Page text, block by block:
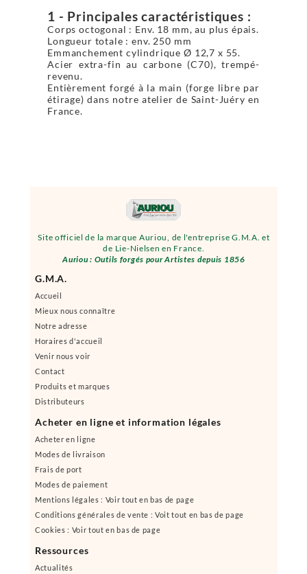
Site officiel de la marque Auriou, de l'entreprise G.M.A. et
de Lie-Nielsen en France.
Auriou : Outils forgés pour Artistes depuis 1856
G.M.A.
Accueil
Mieux nous connaître
Notre adresse
Horaires d'accueil
Venir nous voir
Contact
Produits et marques
Distributeurs
Acheter en ligne et information légales
Acheter en ligne
Modes de livraison
Frais de port
Modes de paiement
Mentions légales : Voir tout en bas de page
Conditions générales de vente : Voit tout en bas de page
Cookies : Voir tout en bas de page
Ressources
Actualités
1 - Principales caractéristiques :
Corps octogonal : Env. 18 mm, au plus épais.
Longueur totale : env. 250 mm
Emmanchement cylindrique Ø 12,7 x 55.
Acier extra-fin au carbone (C70), trempé-
revenu.
Entièrement forgé à la main (forge libre par
étirage) dans notre atelier de Saint-Juéry en
France.